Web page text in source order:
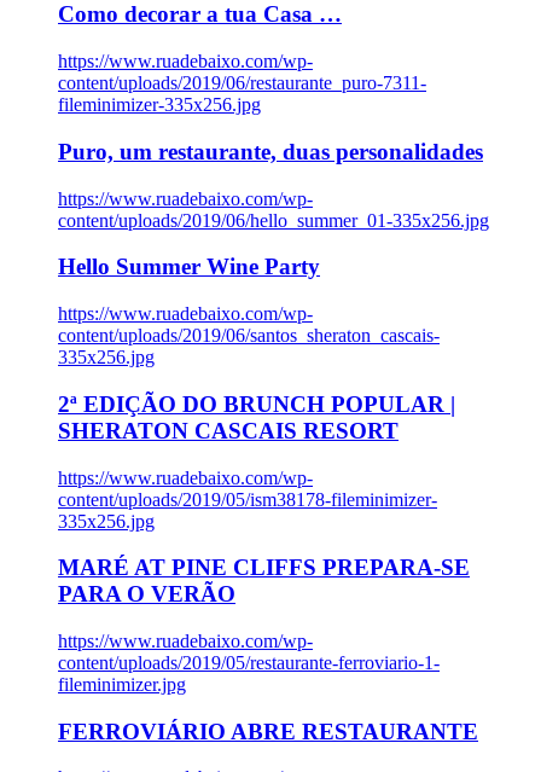
Como decorar a tua Casa …
https://www.ruadebaixo.com/wp-
content/uploads/2019/06/restaurante_puro-7311-
fileminimizer-335x256.jpg
Puro, um restaurante, duas personalidades
https://www.ruadebaixo.com/wp-
content/uploads/2019/06/hello_summer_01-335x256.jpg
Hello Summer Wine Party
https://www.ruadebaixo.com/wp-
content/uploads/2019/06/santos_sheraton_cascais-
335x256.jpg
2ª EDIÇÃO DO BRUNCH POPULAR |
SHERATON CASCAIS RESORT
https://www.ruadebaixo.com/wp-
content/uploads/2019/05/ism38178-fileminimizer-
335x256.jpg
MARÉ AT PINE CLIFFS PREPARA-SE
PARA O VERÃO
https://www.ruadebaixo.com/wp-
content/uploads/2019/05/restaurante-ferroviario-1-
fileminimizer.jpg
FERROVIÁRIO ABRE RESTAURANTE